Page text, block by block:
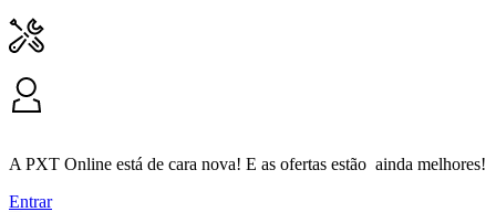
A PXT Online está de cara nova! E as ofertas estão ainda melhores!
Entrar